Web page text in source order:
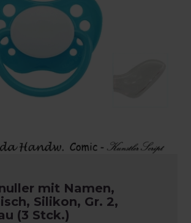
mit Namen,
Silikon, Gr. 2,
(3 Stck.)